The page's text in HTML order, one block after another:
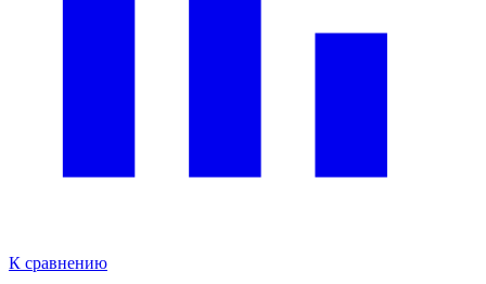
К сравнению